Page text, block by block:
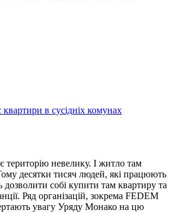
невелику. І житло там
десятки тисяч людей, які працюють
дозволити собі купити там квартиру та
Ряд організацій, зокрема FEDEM
увагу Уряду Монако на цю